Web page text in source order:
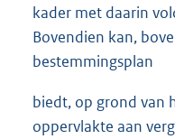
kader met daarin
Bovendien kan,
bestemmingsplan
biedt, op grond van
oppervlakte aan